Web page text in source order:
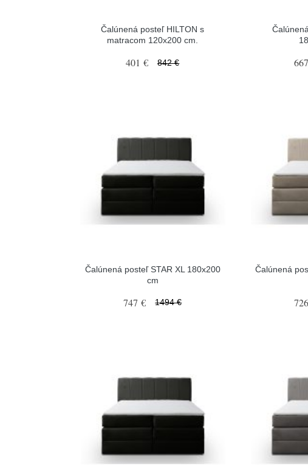
Čalúnená posteľ HILTON s
matracom 120x200 cm.
401 € 842 €
Čalúnená posteľ STAR XL 180x200
cm
747 € 1494 €
Čalúnená